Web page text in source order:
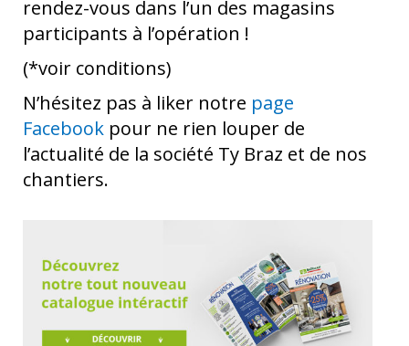
rendez-vous dans l’un des magasins
participants à l’opération !
(*voir conditions)
N’hésitez pas à liker notre page
Facebook pour ne rien louper de
l’actualité de la société Ty Braz et de nos
chantiers.